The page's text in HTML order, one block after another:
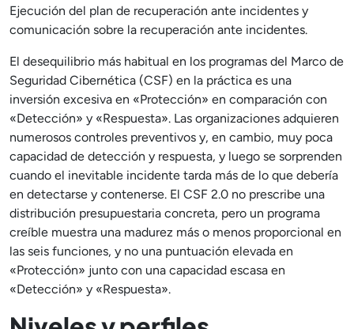
Ejecución del plan de recuperación ante incidentes y
comunicación sobre la recuperación ante incidentes.
El desequilibrio más habitual en los programas del Marco de
Seguridad Cibernética (CSF) en la práctica es una
inversión excesiva en «Protección» en comparación con
«Detección» y «Respuesta». Las organizaciones adquieren
numerosos controles preventivos y, en cambio, muy poca
capacidad de detección y respuesta, y luego se sorprenden
cuando el inevitable incidente tarda más de lo que debería
en detectarse y contenerse. El CSF 2.0 no prescribe una
distribución presupuestaria concreta, pero un programa
creíble muestra una madurez más o menos proporcional en
las seis funciones, y no una puntuación elevada en
«Protección» junto con una capacidad escasa en
«Detección» y «Respuesta».